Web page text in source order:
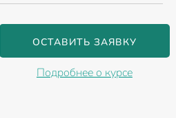
ОСТАВИТЬ ЗАЯВКУ
Подробнее о курсе